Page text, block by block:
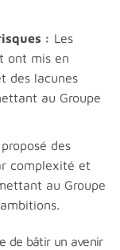
: Les
ont mis en
des lacunes
au Groupe
des
complexité et
au Groupe
de bâtir un avenir